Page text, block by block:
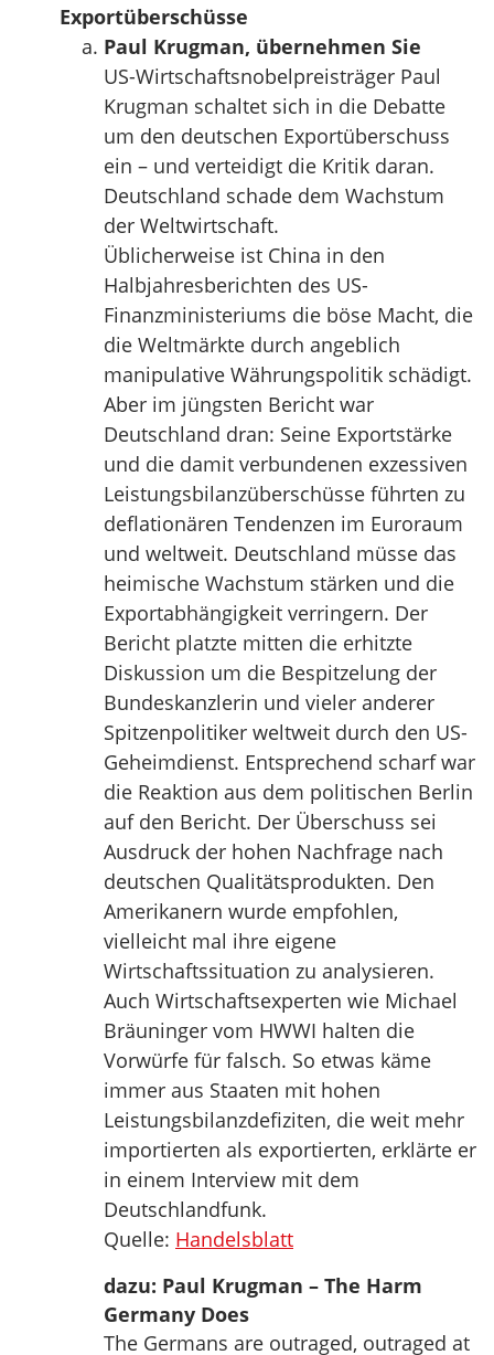
Exportüberschüsse
Paul Krugman, übernehmen Sie
US-Wirtschaftsnobelpreisträger Paul
Krugman schaltet sich in die Debatte
um den deutschen Exportüberschuss
ein – und verteidigt die Kritik daran.
Deutschland schade dem Wachstum
der Weltwirtschaft.
Üblicherweise ist China in den
Halbjahresberichten des US-
Finanzministeriums die böse Macht, die
die Weltmärkte durch angeblich
manipulative Währungspolitik schädigt.
Aber im jüngsten Bericht war
Deutschland dran: Seine Exportstärke
und die damit verbundenen exzessiven
Leistungsbilanzüberschüsse führten zu
deflationären Tendenzen im Euroraum
und weltweit. Deutschland müsse das
heimische Wachstum stärken und die
Exportabhängigkeit verringern. Der
Bericht platzte mitten die erhitzte
Diskussion um die Bespitzelung der
Bundeskanzlerin und vieler anderer
Spitzenpolitiker weltweit durch den US-
Geheimdienst. Entsprechend scharf war
die Reaktion aus dem politischen Berlin
auf den Bericht. Der Überschuss sei
Ausdruck der hohen Nachfrage nach
deutschen Qualitätsprodukten. Den
Amerikanern wurde empfohlen,
vielleicht mal ihre eigene
Wirtschaftssituation zu analysieren.
Auch Wirtschaftsexperten wie Michael
Bräuninger vom HWWI halten die
Vorwürfe für falsch. So etwas käme
immer aus Staaten mit hohen
Leistungsbilanzdefiziten, die weit mehr
importierten als exportierten, erklärte er
in einem Interview mit dem
Deutschlandfunk.
Quelle: Handelsblatt
dazu: Paul Krugman – The Harm
Germany Does
The Germans are outraged, outraged at